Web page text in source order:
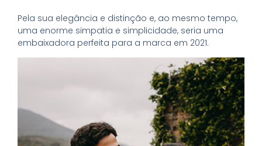
Pela sua elegância e distinção e, ao mesmo tempo,
uma enorme simpatia e simplicidade, seria uma
embaixadora perfeita para a marca em 2021.